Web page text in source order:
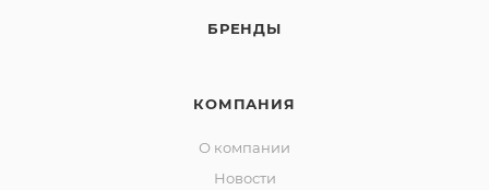
БРЕНДЫ
КОМПАНИЯ
О компании
Новости